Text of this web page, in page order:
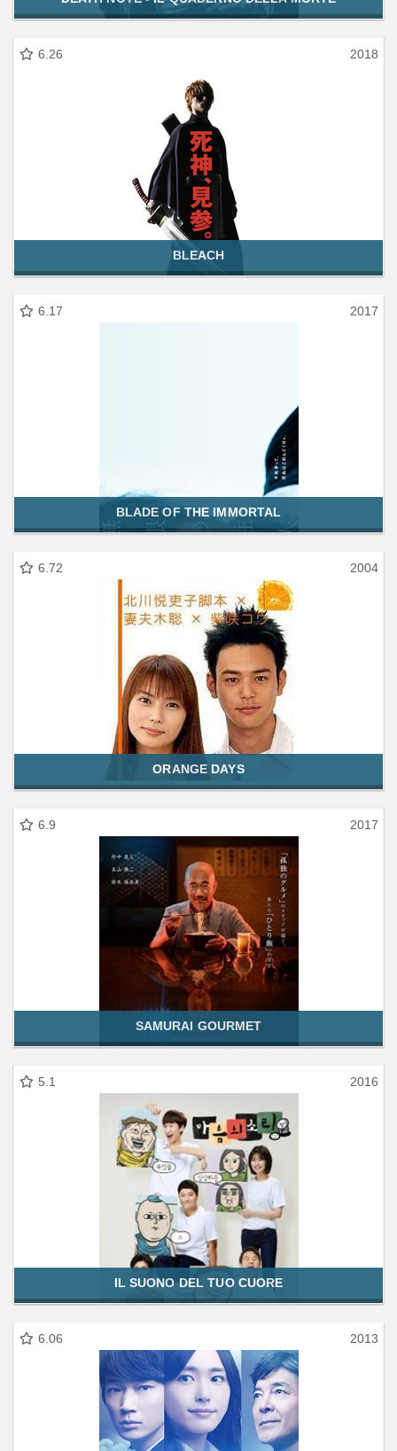
6.26 2018
BLEACH
6.17 2017
BLADE OF THE IMMORTAL
6.72 2004
ORANGE DAYS
6.9 2017
SAMURAI GOURMET
5.1 2016
IL SUONO DEL TUO CUORE
6.06 2013